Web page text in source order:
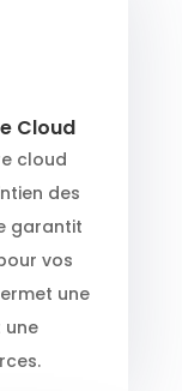
Cloud
cloud
des
garantit
vos
une
une